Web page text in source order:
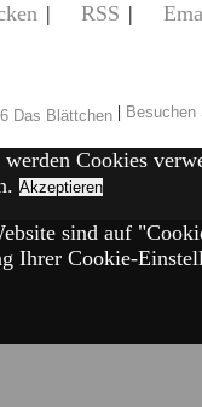
| RSS |
|
Cookies
Akzeptieren
sind auf
Ihrer Cookie-